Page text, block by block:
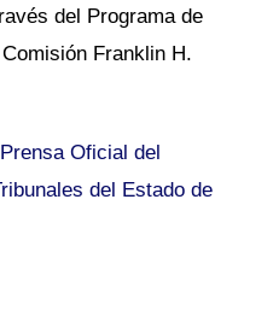
del Programa de
Franklin H.
Oficial del
del Estado de